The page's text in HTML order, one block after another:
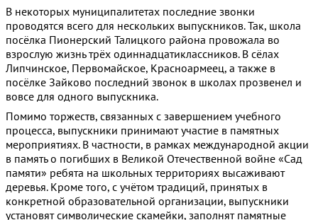
В некоторых муниципалитетах последние звонки
проводятся всего для нескольких выпускников. Так, школа
посёлка Пионерский Талицкого района провожала во
взрослую жизнь трёх одиннадцатиклассников. В сёлах
Липчинское, Первомайское, Красноармеец, а также в
посёлке Зайково последний звонок в школах прозвенел и
вовсе для одного выпускника.
Помимо торжеств, связанных с завершением учебного
процесса, выпускники принимают участие в памятных
мероприятиях. В частности, в рамках международной акции
в память о погибших в Великой Отечественной войне «Сад
памяти» ребята на школьных территориях высаживают
деревья. Кроме того, с учётом традиций, принятых в
конкретной образовательной организации, выпускники
установят символические скамейки, заполнят памятные